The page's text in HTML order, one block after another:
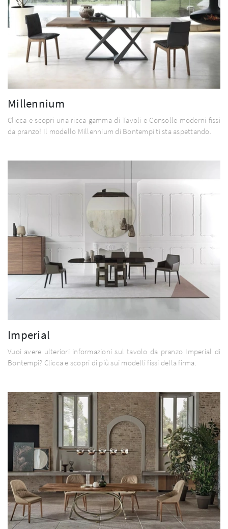
Millennium
Clicca e scopri una ricca gamma di Tavoli e Consolle moderni fissi
da pranzo! Il modello Millennium di Bontempi ti sta aspettando.
Imperial
Vuoi avere ulteriori informazioni sul tavolo da pranzo Imperial di
Bontempi? Clicca e scopri di più sui modelli fissi della firma.